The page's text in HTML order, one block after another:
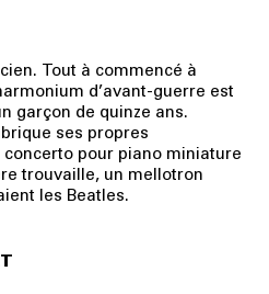
Tout à commencé à
d’avant-guerre est
garçon de quinze ans.
ses propres
pour piano miniature
trouvaille, un mellotron
les Beatles.